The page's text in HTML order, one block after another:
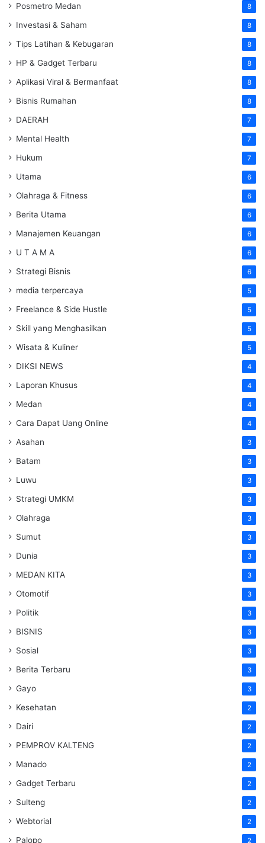
Posmetro Medan 8
Investasi & Saham 8
Tips Latihan & Kebugaran 8
HP & Gadget Terbaru 8
Aplikasi Viral & Bermanfaat 8
Bisnis Rumahan 8
DAERAH 7
Mental Health 7
Hukum 7
Utama 6
Olahraga & Fitness 6
Berita Utama 6
Manajemen Keuangan 6
U T A M A 6
Strategi Bisnis 6
media terpercaya 5
Freelance & Side Hustle 5
Skill yang Menghasilkan 5
Wisata & Kuliner 5
DIKSI NEWS 4
Laporan Khusus 4
Medan 4
Cara Dapat Uang Online 4
Asahan 3
Batam 3
Luwu 3
Strategi UMKM 3
Olahraga 3
Sumut 3
Dunia 3
MEDAN KITA 3
Otomotif 3
Politik 3
BISNIS 3
Sosial 3
Berita Terbaru 3
Gayo 3
Kesehatan 2
Dairi 2
PEMPROV KALTENG 2
Manado 2
Gadget Terbaru 2
Sulteng 2
Webtorial 2
Palopo 2